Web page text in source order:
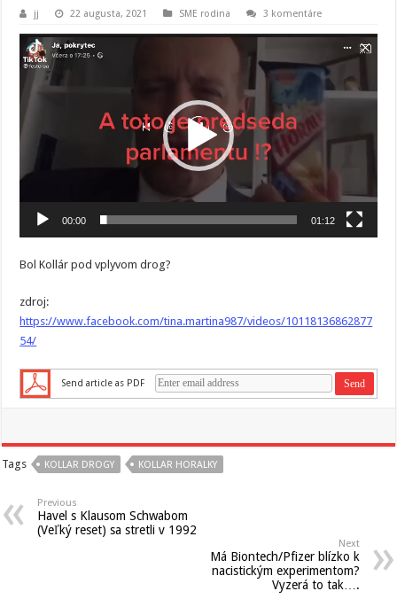
jj 22 augusta, 2021 SME rodina 3 komentáre
Video
prehrávač
00:00 01:12
Bol Kollár pod vplyvom drog?
zdroj:
https://www.facebook.com/tina.martina987/videos/10118136862877
54/
Send article as PDF
Tags KOLLAR DROGY KOLLAR HORALKY
Previous
Havel s Klausom Schwabom
(Veľký reset) sa stretli v 1992
Next
Má Biontech/Pfizer blízko k
nacistickým experimentom?
Vyzerá to tak….